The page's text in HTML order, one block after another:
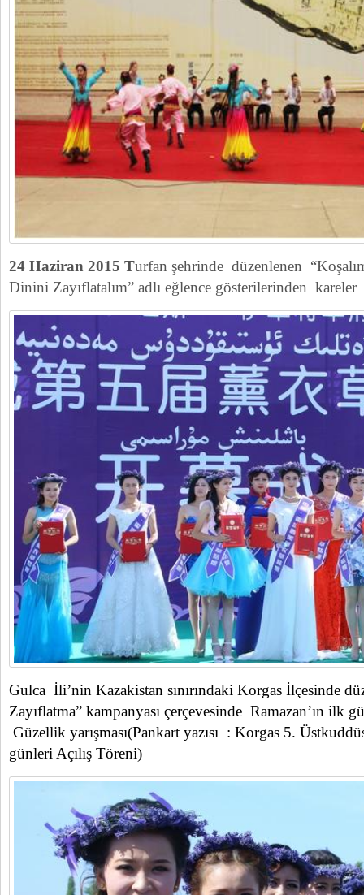
24 Haziran 2015 Turfan şehrinde düzenlenen
Dinini Zayıflatalım” adlı eğlence gösterilerinden kareler
Gulca İli’nin Kazakistan sınırındaki Korgas İlçesinde
Zayıflatma” kampanyası çerçevesinde Ramazan’ın ilk
Güzellik yarışması(Pankart yazısı : Korgas 5.
günleri Açılış Töreni)